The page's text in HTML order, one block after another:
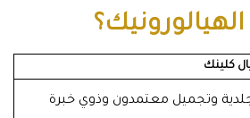
كلينك
وتجميل معتمدون وذوي خبرة